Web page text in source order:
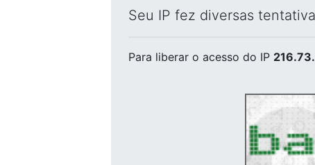
Seu IP fez diversas
Para liberar o acesso do IP